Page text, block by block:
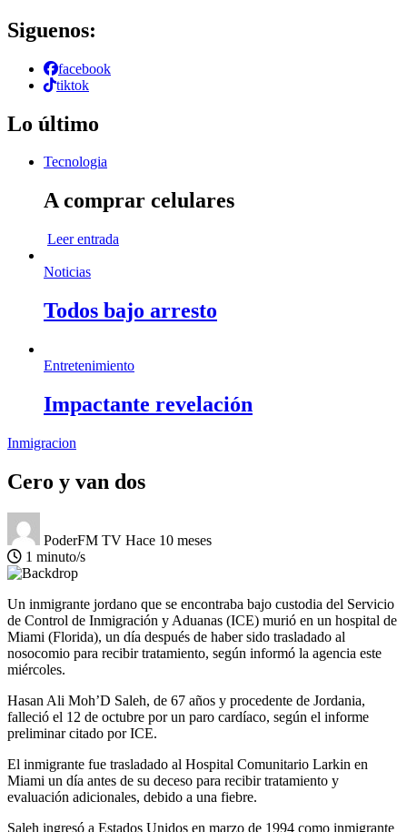
Siguenos:
facebook
tiktok
Lo último
Tecnologia
A comprar celulares
Leer entrada
Noticias
Todos bajo arresto
Entretenimiento
Impactante revelación
Inmigracion
Cero y van dos
PoderFM TV Hace 10 meses
1 minuto/s
Un inmigrante jordano que se encontraba bajo custodia del Servicio
de Control de Inmigración y Aduanas (ICE) murió en un hospital de
Miami (Florida), un día después de haber sido trasladado al
nosocomio para recibir tratamiento, según informó la agencia este
miércoles.
Hasan Ali Moh’D Saleh, de 67 años y procedente de Jordania,
falleció el 12 de octubre por un paro cardíaco, según el informe
preliminar citado por ICE.
El inmigrante fue trasladado al Hospital Comunitario Larkin en
Miami un día antes de su deceso para recibir tratamiento y
evaluación adicionales, debido a una fiebre.
Saleh ingresó a Estados Unidos en marzo de 1994 como inmigrante